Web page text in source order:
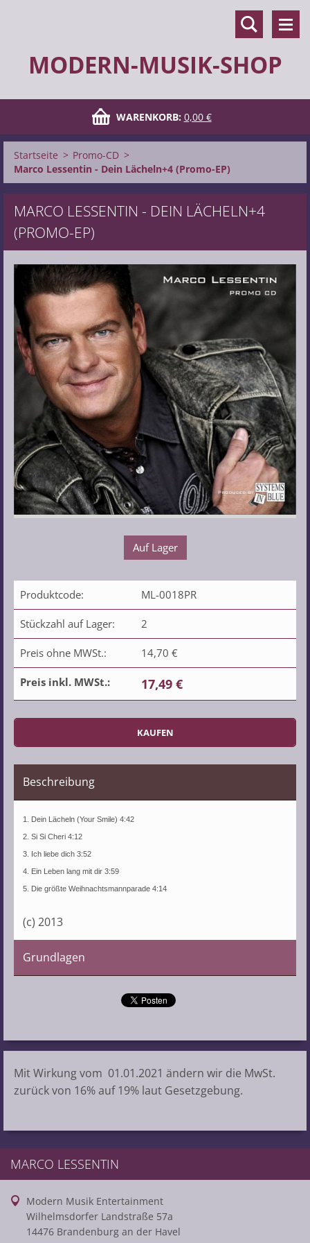
MODERN-MUSIK-SHOP
WARENKORB: 0,00 €
Startseite > Promo-CD >
Marco Lessentin - Dein Lächeln+4 (Promo-EP)
MARCO LESSENTIN - DEIN LÄCHELN+4
(PROMO-EP)
Auf Lager
Produktcode: ML-0018PR
Stückzahl auf Lager: 2
Preis ohne MWSt.: 14,70 €
Preis inkl. MWSt.: 17,49 €
Beschreibung
1. Dein Lächeln (Your Smile) 4:42
2. Si Si Cheri 4:12
3. Ich liebe dich 3:52
4. Ein Leben lang mit dir 3:59
5. Die größte Weihnachtsmannparade 4:14
(c) 2013
Grundlagen
Mit Wirkung vom 01.01.2021 ändern wir die MwSt.
zurück von 16% auf 19% laut Gesetzgebung.
MARCO LESSENTIN
Modern Musik Entertainment
Wilhelmsdorfer Landstraße 57a
14476 Brandenburg an der Havel